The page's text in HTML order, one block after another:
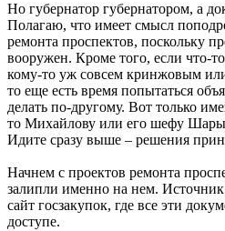
Но губернатор губернатором, а
Полагаю, что имеет смысл
ремонта проспектов, поскольку
вооружен. Кроме того, если что-
кому-то уж совсем кринжовым
то еще есть время попытаться
делать по-другому. Вот только
то Михайлову или его шефу
Идите сразу выше – решения
Начнем с проектов ремонта
залипли именно на нем.
сайт госзакупок, где все эти
доступе.